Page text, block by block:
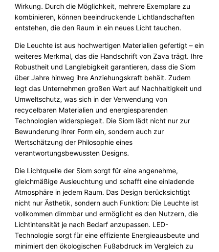
Wirkung. Durch die Möglichkeit, mehrere Exemplare zu
kombinieren, können beeindruckende Lichtlandschaften
entstehen, die den Raum in ein neues Licht tauchen.
Die Leuchte ist aus hochwertigen Materialien gefertigt – ein
weiteres Merkmal, das die Handschrift von Zava trägt. Ihre
Robustheit und Langlebigkeit garantieren, dass die Siom
über Jahre hinweg ihre Anziehungskraft behält. Zudem
legt das Unternehmen großen Wert auf Nachhaltigkeit und
Umweltschutz, was sich in der Verwendung von
recycelbaren Materialien und energiesparenden
Technologien widerspiegelt. Die Siom lädt nicht nur zur
Bewunderung ihrer Form ein, sondern auch zur
Wertschätzung der Philosophie eines
verantwortungsbewussten Designs.
Die Lichtquelle der Siom sorgt für eine angenehme,
gleichmäßige Ausleuchtung und schafft eine einladende
Atmosphäre in jedem Raum. Das Design berücksichtigt
nicht nur Ästhetik, sondern auch Funktion: Die Leuchte ist
vollkommen dimmbar und ermöglicht es den Nutzern, die
Lichtintensität je nach Bedarf anzupassen. LED-
Technologie sorgt für eine effiziente Energieausbeute und
minimiert den ökologischen Fußabdruck im Vergleich zu